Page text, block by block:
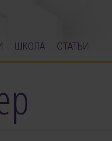
ШКОЛА СТАТЬИ